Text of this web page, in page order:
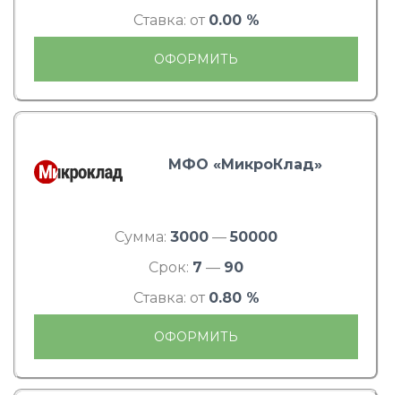
Ставка: от 0.00 %
ОФОРМИТЬ
МФО «МикроКлад»
Сумма: 3000 — 50000
Срок: 7 — 90
Ставка: от 0.80 %
ОФОРМИТЬ